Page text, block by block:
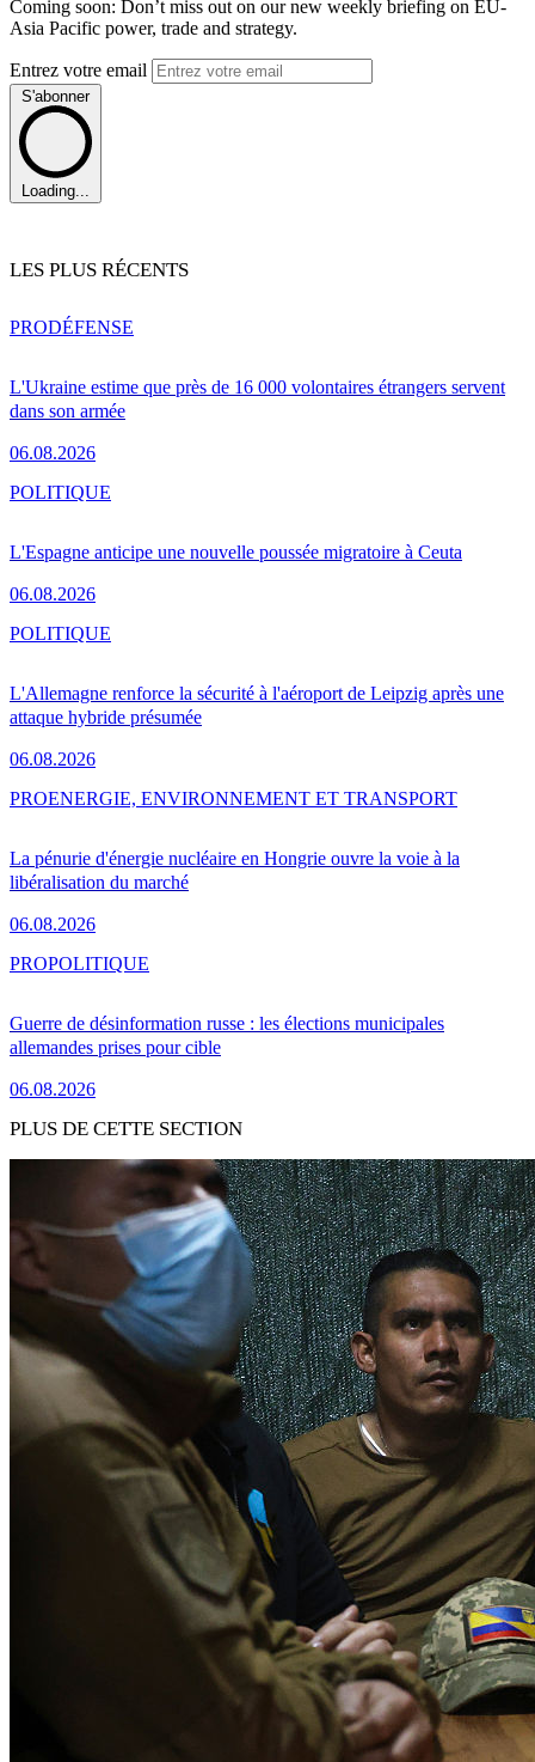
Coming soon: Don’t miss out on our new weekly briefing on EU-
Asia Pacific power, trade and strategy.
Entrez votre email
S'abonner
Loading...
LES PLUS RÉCENTS
L'Ukraine estime que près de 16 000 volontaires étrangers servent
dans son armée
06.08.2026
PRODÉFENSE
L'Espagne anticipe une nouvelle poussée migratoire à Ceuta
06.08.2026
POLITIQUE
L'Allemagne renforce la sécurité à l'aéroport de Leipzig après une
attaque hybride présumée
06.08.2026
POLITIQUE
La pénurie d'énergie nucléaire en Hongrie ouvre la voie à la
libéralisation du marché
06.08.2026
PROENERGIE, ENVIRONNEMENT ET TRANSPORT
Guerre de désinformation russe : les élections municipales
allemandes prises pour cible
06.08.2026
PROPOLITIQUE
PLUS DE CETTE SECTION